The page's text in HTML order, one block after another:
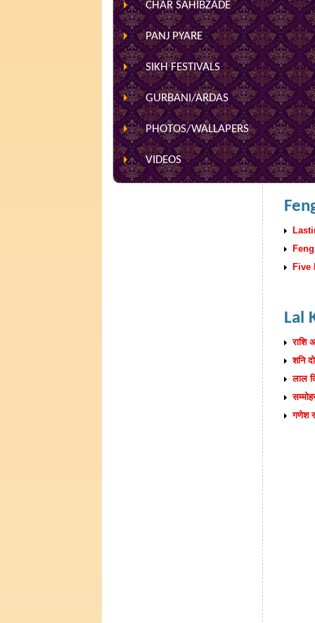
CHAR SAHIBZADE
PANJ PYARE
SIKH FESTIVALS
GURBANI/ARDAS
PHOTOS/WALLAPERS
VIDEOS
Five
Lal
राशि
शनि
लाल
गणेश